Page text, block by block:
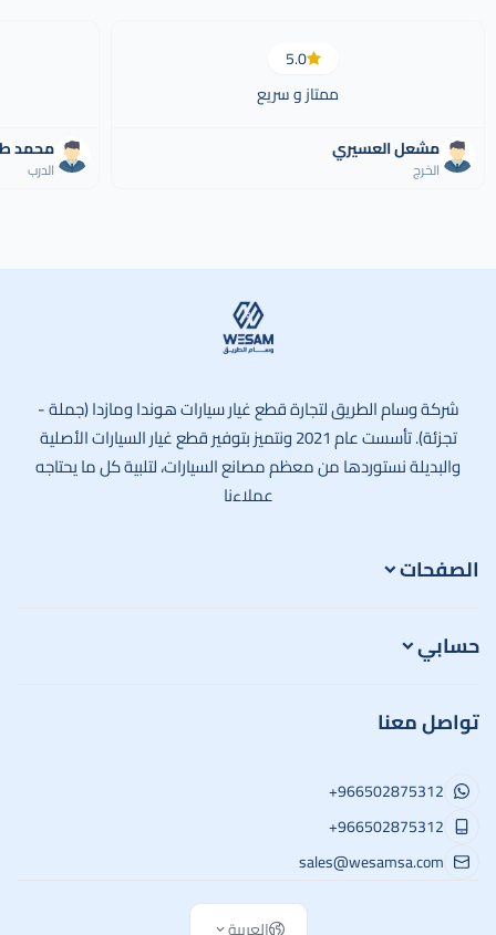
5.0
ممتاز و سريع
مشعل العسيري
الخرج
محمد
الدرب
شركة وسام الطريق لتجارة قطع غيار سيارات هوندا ومازدا (جملة -
تجزئة). تأسست عام 2021 ونتميز بتوفير قطع غيار السيارات الأصلية
والبديلة نستوردها من معظم مصانع السيارات، لتلبية كل ما يحتاجه
عملاءنا
الصفحات
حسابي
تواصل معنا
+966502875312
+966502875312
sales@wesamsa.com
العربية